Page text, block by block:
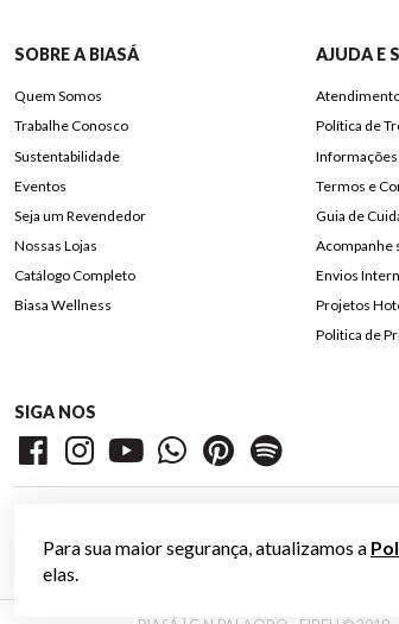
Para sua maior segurança, atualizamos a
elas.
SOBRE A BIASÁ
Quem Somos
Trabalhe Conosco
Sustentabilidade
Eventos
Seja um Revendedor
Nossas Lojas
Catálogo Completo
Biasa Wellness
AJUDA E
Política de
Informações
Termos e
Guia de
Acompanhe
Envios
Projetos
Politica de
SIGA NOS